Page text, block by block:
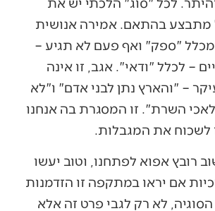
מתבצע בהתאם. אמירה אנושית
"ספק" ואף פעם לא תגיע –
– לכלל "ודאי". אגב, זו אינה
– "והארץ נתן לבני אדם" ו"לא
השרת". זו המסגרת בה אנחנו
לשכוח את המגבלות.
רובץ אפוא לפתחנו, וטוב יעשו
אם יראו במתקפה זו הזדמנות
הסוגיה, לא רק לגבי פרט זה אלא